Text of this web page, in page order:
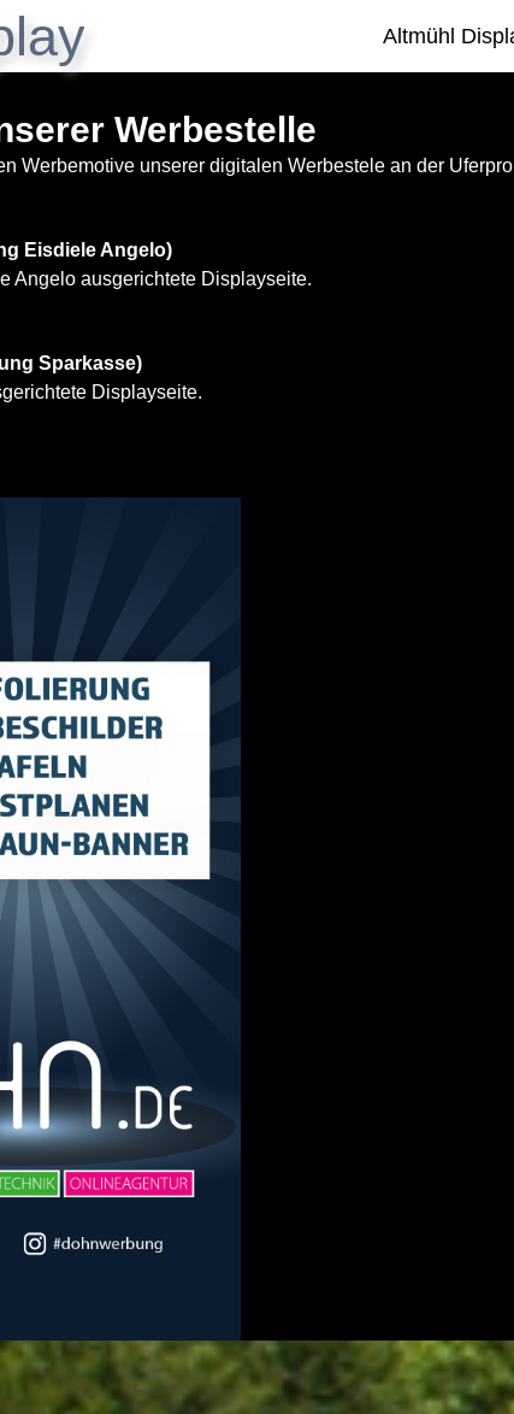
Altmühl
Werbestelle
Werbemotive unserer digitalen Werbestele an der
Eisdiele Angelo)
Angelo ausgerichtete Displayseite.
Sparkasse)
Displayseite.